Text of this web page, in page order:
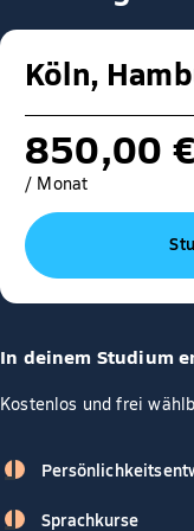
Köln,
850,00 €
/ Monat
In deinem Studium
Kostenlos und frei
Sprachkurse